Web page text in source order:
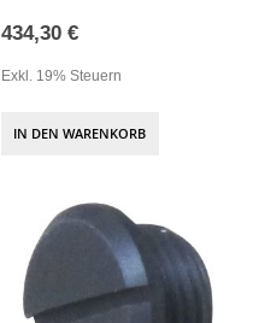
434,30 €
Exkl. 19% Steuern
IN DEN WARENKORB